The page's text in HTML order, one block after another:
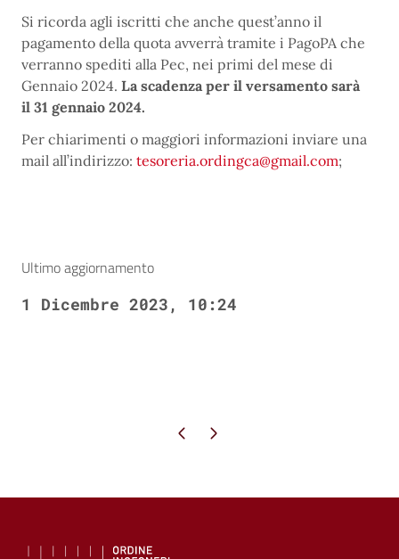
Si ricorda agli iscritti che anche quest’anno il
pagamento della quota avverrà tramite i PagoPA che
verranno spediti alla Pec, nei primi del mese di
Gennaio 2024. La scadenza per il versamento sarà
il 31 gennaio 2024.
Per chiarimenti o maggiori informazioni inviare una
mail all’indirizzo: tesoreria.ordingca@gmail.com;
Ultimo aggiornamento
1 Dicembre 2023, 10:24
Pagina precedente
Pagina successiva